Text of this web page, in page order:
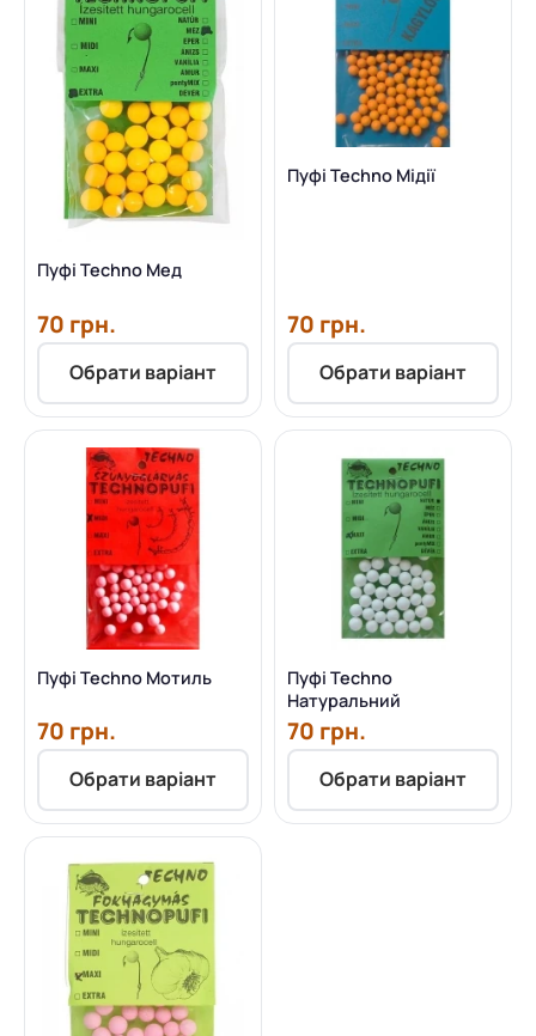
Пуфі Techno Мед
70 грн.
Обрати варіант
Пуфі Techno Мідії
70 грн.
Обрати варіант
Пуфі Techno Мотиль
70 грн.
Обрати варіант
Пуфі Techno
Натуральний
70 грн.
Обрати варіант